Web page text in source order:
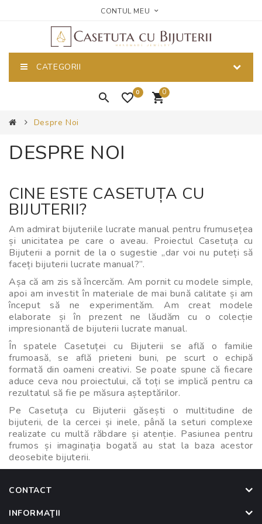
CONTUL MEU
CATEGORII
0
0
Despre Noi
DESPRE NOI
CINE ESTE CASETUȚA CU
BIJUTERII?
Am admirat bijuteriile lucrate manual pentru frumusețea
și unicitatea pe care o aveau. Proiectul Casetuța cu
Bijuterii a pornit de la o sugestie „dar voi nu puteți să
faceți bijuterii lucrate manual?”.
Așa că am zis să încercăm. Am pornit cu modele simple,
apoi am investit în materiale de mai bună calitate și am
început să ne experimentăm. Am creat modele
elaborate și în prezent ne lăudăm cu o colecție
impresionantă de bijuterii lucrate manual.
În spatele Casetuței cu Bijuterii se află o familie
frumoasă, se află prieteni buni, pe scurt o echipă
formată din oameni creativi. Se poate spune că fiecare
aduce ceva nou proiectului, că toți se implică pentru ca
rezultatul să fie pe măsura așteptărilor.
Pe Casetuța cu Bijuterii găsești o multitudine de
bijuterii, de la cercei și inele, până la seturi complexe
realizate cu multă răbdare și atenție. Pasiunea pentru
frumos și imaginația bogată au stat la baza acestor
deosebite bijuterii.
CONTACT
INFORMAŢII